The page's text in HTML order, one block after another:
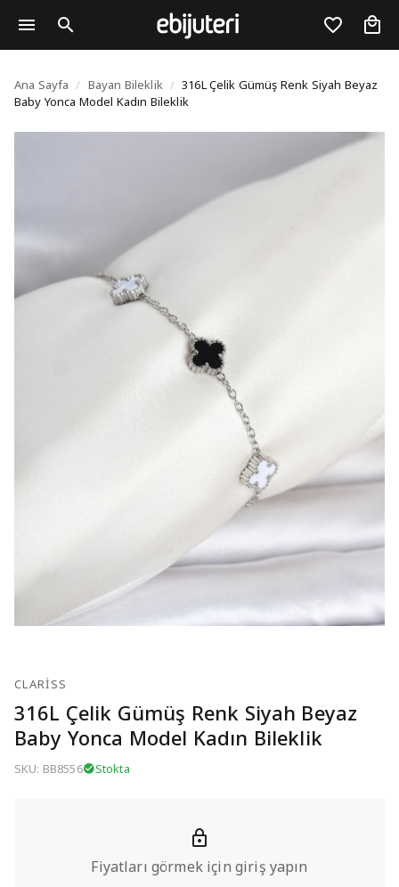
316L Çelik Gümüş
Ana Sayfa / Bayan Bileklik / 316L Çelik Gümüş Renk Siyah Beyaz
Baby Yonca Model Kadın Bileklik
CLARISS
316L Çelik Gümüş Renk Siyah Beyaz
Baby Yonca Model Kadın Bileklik
SKU: BB8556 Stokta
Fiyatları görmek için giriş yapın